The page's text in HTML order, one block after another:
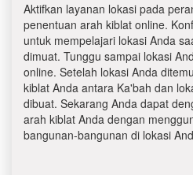
Aktifkan layanan lokasi pada
penentuan arah kiblat online.
untuk mempelajari lokasi Anda
dimuat. Tunggu sampai lokasi
online. Setelah lokasi Anda
kiblat Anda antara Ka'bah dan
dibuat. Sekarang Anda dapat
arah kiblat Anda dengan
bangunan-bangunan di lokasi